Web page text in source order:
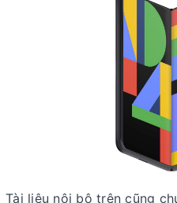
Tài liệu nội bộ trên cũng